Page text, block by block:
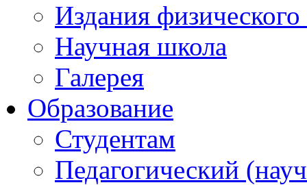
Издания физического
Научная школа
Галерея
Образование
Студентам
Педагогический